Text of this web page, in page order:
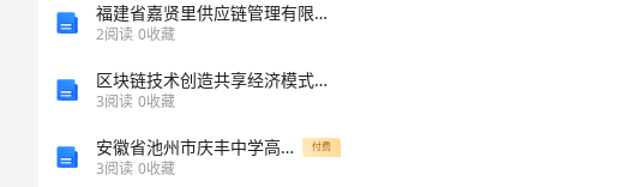
福建省嘉贤里供应链管理有限公司介绍企业发展分析报告
2阅读 0收藏
区块链技术创造共享经济模式新变革
3阅读 0收藏
安徽省池州市庆丰中学高二化学联考试卷含解析 付费
3阅读 0收藏